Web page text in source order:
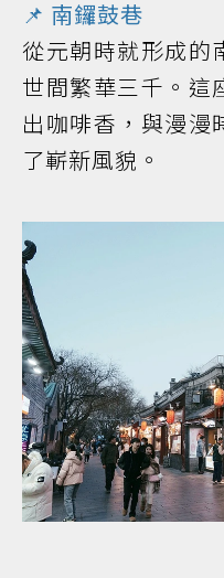
📌 南鑼鼓巷
從元朝時就形成的
世間繁華三千。這
出咖啡香，與漫漫
了嶄新風貌。